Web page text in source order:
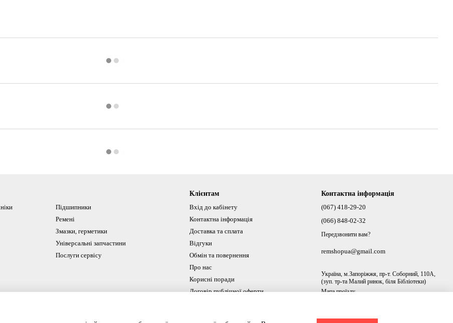
Підшипники
Ремені
Змазки, герметики
Універсальні запчастини
Послуги сервісу
Клієнтам
Вхід до кабінету
Контактна інформація
Доставка та сплата
Відгуки
Обмін та повернення
Про нас
Корисні поради
Договір публічної оферти
Контактна інформація
(067) 418-29-20
(066) 848-02-32
Передзвонити вам?
remshopua@gmail.com
Україна, м.Запоріжжя, пр-т. Соборний, 110А,
(зуп. тр-та Малий ринок, біля Бібліотеки)
Мапа проїзду